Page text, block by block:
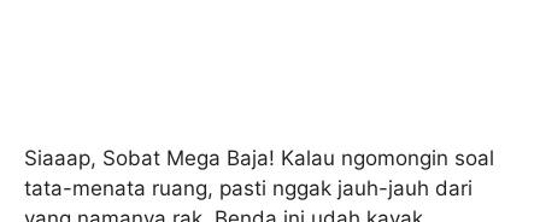
Siaaap, Sobat Mega Baja! Kalau ngomongin soal
tata-menata ruang, pasti nggak jauh-jauh dari